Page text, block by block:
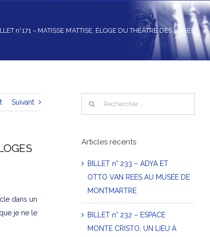
n°171 – MATISSE M’ATTISE, ÉLOGE DU THÉÂTRE DES LOGES
Suivant
dans un
je ne le
Articles récents
BILLET n° 233 – ADYA ET
OTTO VAN REES AU MUSÉE DE
MONTMARTRE
BILLET n° 232 – ESPACE
MONTE CRISTO, UN LIEU À